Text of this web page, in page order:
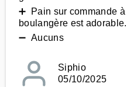
➕ Pain sur commande
boulangère est adorable.
➖ Aucuns
Siphio
05/10/2025